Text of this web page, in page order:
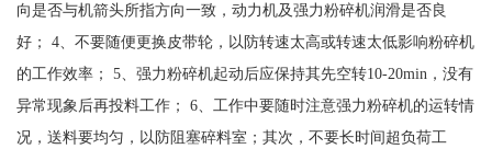
向是否与机箭头所指方向一致，动力机及强力粉碎机润滑是否良
好； 4、不要随便更换皮带轮，以防转速太高或转速太低影响粉碎机
的工作效率； 5、强力粉碎机起动后应保持其先空转10-20min，没有
异常现象后再投料工作； 6、工作中要随时注意强力粉碎机的运转情
况，送料要均匀，以防阻塞碎料室；其次，不要长时间超负荷工